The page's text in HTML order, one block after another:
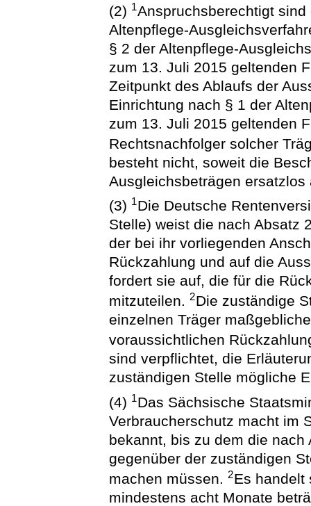
(2) 1Anspruchsberechtigt
Altenpflege-
§ 2 der Altenpflege-
zum 13. Juli 2015 geltenden
Zeitpunkt des Ablaufs der
Einrichtung nach § 1 der
zum 13. Juli 2015 geltenden
Rechtsnachfolger solcher
besteht nicht, soweit die
Ausgleichsbeträgen ersatzlos
(3) 1Die Deutsche
Stelle) weist die nach Absatz
der bei ihr vorliegenden
Rückzahlung und auf die
fordert sie auf, die für die
mitzuteilen.2Die zuständige
einzelnen Träger
voraussichtlichen
sind verpflichtet, die
zuständigen Stelle mögliche
(4) 1Das Sächsische
Verbraucherschutz macht im
bekannt, bis zu dem die
gegenüber der zuständigen
machen müssen.2Es handelt
mindestens acht Monate